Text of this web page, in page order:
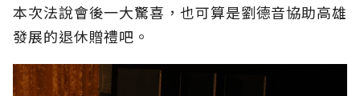
本次法說會後一大驚喜，也可算是劉德音協助高雄
發展的退休贈禮吧。